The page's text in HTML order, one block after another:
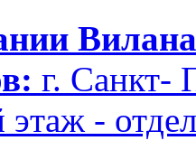
г. Санкт-
этаж -